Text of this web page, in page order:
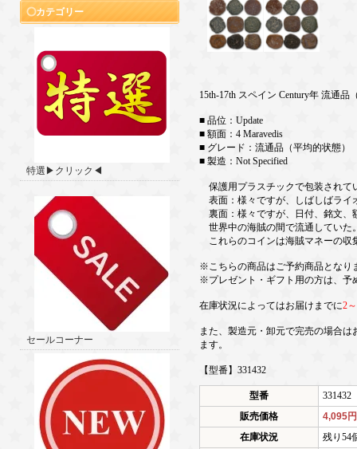
カテゴリー
特選▶クリック◀
セールコーナー
15th-17th スペイン Century年 流通品
■ 品位：Update
■ 額面：4 Maravedis
■ グレード：流通品（平均的状態）
■ 製造：Not Specified
保護用プラスチックで包装されて
表面：様々ですが、しばしばライ
裏面：様々ですが、日付、銘文、
世界中の海賊の間で流通していた
これらのコインは海賊マネーの収
※こちらの商品はご予約商品となり
※プレゼント・ギフト用の方は、予
在庫状況によってはお届けまでに2
また、製造元・卸元で完売の場合
ます。
【型番】331432
型番
331432
販売価格
4,095
在庫状況
残り54